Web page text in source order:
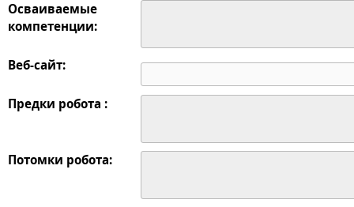
Осваиваемые
компетенции:
Веб-сайт:
Предки робота :
Потомки робота: